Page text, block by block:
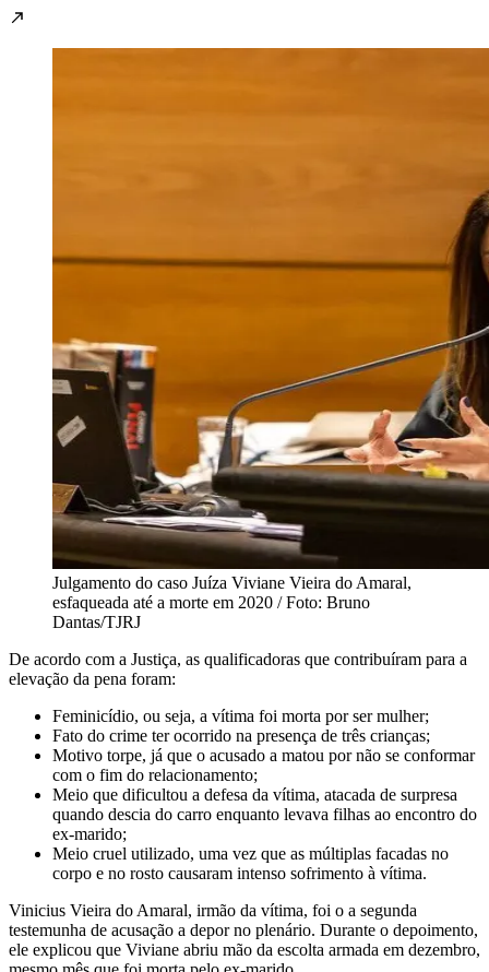
Julgamento do caso Juíza Viviane Vieira do Amaral,
esfaqueada até a morte em 2020 / Foto: Bruno
Dantas/TJRJ
De acordo com a Justiça, as qualificadoras que contribuíram para a
elevação da pena foram:
Feminicídio, ou seja, a vítima foi morta por ser mulher;
Fato do crime ter ocorrido na presença de três crianças;
Motivo torpe, já que o acusado a matou por não se conformar
com o fim do relacionamento;
Meio que dificultou a defesa da vítima, atacada de surpresa
quando descia do carro enquanto levava filhas ao encontro do
ex-marido;
Meio cruel utilizado, uma vez que as múltiplas facadas no
corpo e no rosto causaram intenso sofrimento à vítima.
Vinicius Vieira do Amaral, irmão da vítima, foi o a segunda
testemunha de acusação a depor no plenário. Durante o depoimento,
ele explicou que Viviane abriu mão da escolta armada em dezembro,